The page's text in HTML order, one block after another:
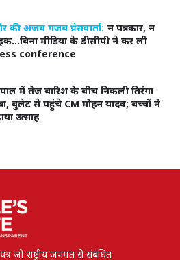
की अजब गजब प्रेसवार्ता: न पत्रकार, न
मीडिया के डीसीपी ने कर ली
conference
में तेज बारिश के बीच निकली तिरंगा
बुलेट से पहुंचे CM मोहन यादव; बच्चों ने
उत्साह
जो राष्ट्रीय जनमत से संबंधित